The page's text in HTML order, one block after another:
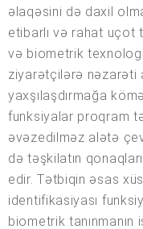
əlaqəsini də daxil
etibarlı və rahat uçot
və biometrik
ziyarətçilərə nəzarəti
yaxşılaşdırmağa
funksiyalar proqram
əvəzedilməz alətə
də təşkilatın
edir. Tətbiqin əsas
identifikasiyası
biometrik